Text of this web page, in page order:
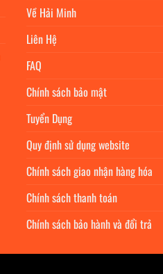
Về Hải Minh
Liên Hệ
FAQ
Chính sách bảo mật
Tuyển Dụng
Quy định sử dụng website
Chính sách giao nhận hàng hóa
Chính sách thanh toán
Chính sách bảo hành và đổi trả